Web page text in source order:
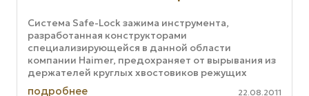
Система Safe-Lock зажима инструмента,
разработанная конструкторами
специализирующейся в данной области
компании Haimer, предохраняет от вырывания из
держателей круглых хвостовиков режущих
инструментов. Данная конструкция представляет
подробнее 22.08.2011